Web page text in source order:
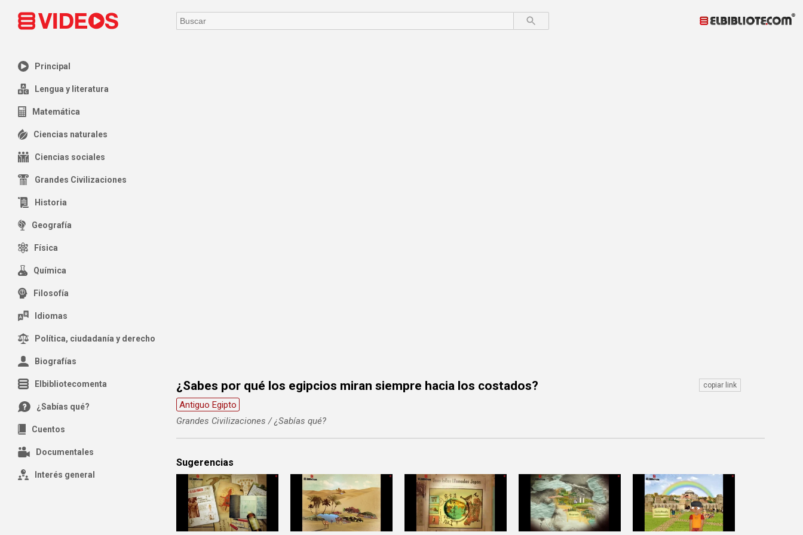
Principal
Lengua y literatura
Matemática
Ciencias naturales
Ciencias sociales
Grandes Civilizaciones
Historia
Geografía
Física
Química
Filosofía
Idiomas
Política, ciudadanía y derecho
Biografías
Elbibliotecomenta
¿Sabías qué?
Cuentos
Documentales
Interés general
copiar link
¿Sabes por qué los egipcios miran siempre hacia los costados?
Antiguo Egipto
Grandes Civilizaciones / ¿Sabías qué?
Sugerencias